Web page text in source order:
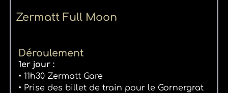
Zermatt Full Moon
Déroulement
1er jour :
• 11h30 Zermatt Gare
• Prise des billet de train pour le Gornergrat